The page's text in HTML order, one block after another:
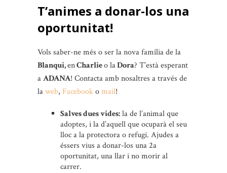
T’animes a donar-los una
oportunitat!
Vols saber-ne més o ser la nova família de la
Blanqui,enCharlieo laDora? T’està esperant
aADANA! Contacta amb nosaltres a través de
laweb, Facebookomail!
Salves dues vides:la de l’animal que
adoptes, i la d’aquell que ocuparà el seu
lloc a la protectora o refugi. Ajudes a
éssers vius a donar-los una 2a
oportunitat, una llar i no morir al
carrer.